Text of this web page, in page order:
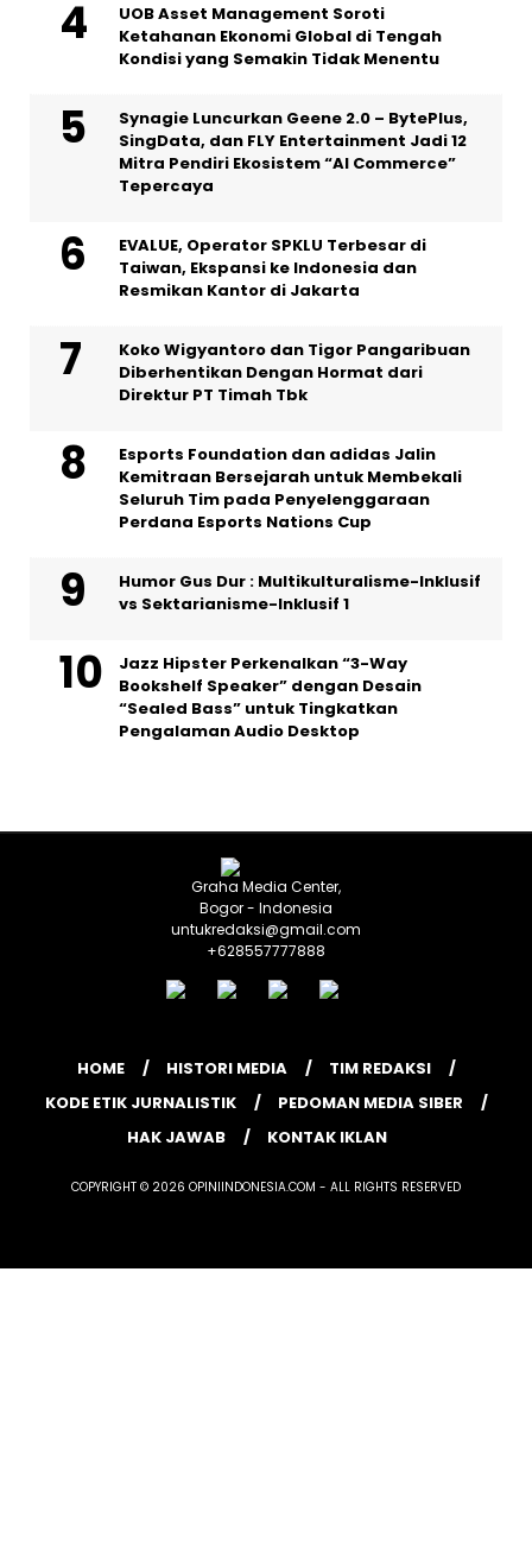
UOB Asset Management Soroti
Ketahanan Ekonomi Global di Tengah
Kondisi yang Semakin Tidak Menentu
Synagie Luncurkan Geene 2.0 – BytePlus,
SingData, dan FLY Entertainment Jadi 12
Mitra Pendiri Ekosistem “AI Commerce”
Tepercaya
EVALUE, Operator SPKLU Terbesar di
Taiwan, Ekspansi ke Indonesia dan
Resmikan Kantor di Jakarta
Koko Wigyantoro dan Tigor Pangaribuan
Diberhentikan Dengan Hormat dari
Direktur PT Timah Tbk
Esports Foundation dan adidas Jalin
Kemitraan Bersejarah untuk Membekali
Seluruh Tim pada Penyelenggaraan
Perdana Esports Nations Cup
Humor Gus Dur : Multikulturalisme-Inklusif
vs Sektarianisme-Inklusif 1
Jazz Hipster Perkenalkan “3-Way
Bookshelf Speaker” dengan Desain
“Sealed Bass” untuk Tingkatkan
Pengalaman Audio Desktop
Graha Media Center,
Bogor - Indonesia
untukredaksi@gmail.com
+628557777888
HOME HISTORI MEDIA
TIM REDAKSI
KODE ETIK JURNALISTIK
PEDOMAN MEDIA SIBER
HAK JAWAB
KONTAK IKLAN
COPYRIGHT © 2026 OPINIINDONESIA.COM - ALL RIGHTS RESERVED